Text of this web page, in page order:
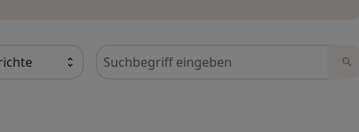
Bewertungen durchsuchen